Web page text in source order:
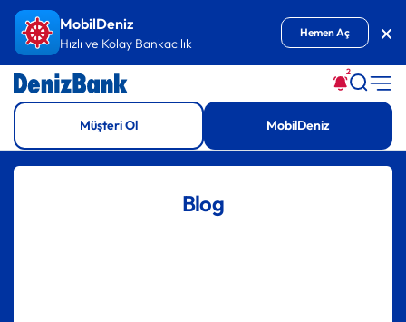
İçeriğe GitMobilDeniz
Hızlı ve Kolay Bankacılık
Hemen Aç
2
Müşteri Ol MobilDeniz
Blog